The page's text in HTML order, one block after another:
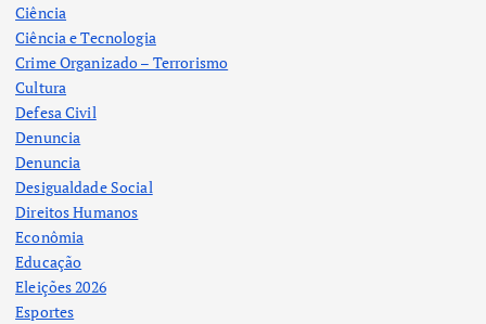
Ciência
Ciência e Tecnologia
Crime Organizado – Terrorismo
Cultura
Defesa Civil
Denuncia
Denuncia
Desigualdade Social
Direitos Humanos
Econômia
Educação
Eleições 2026
Esportes